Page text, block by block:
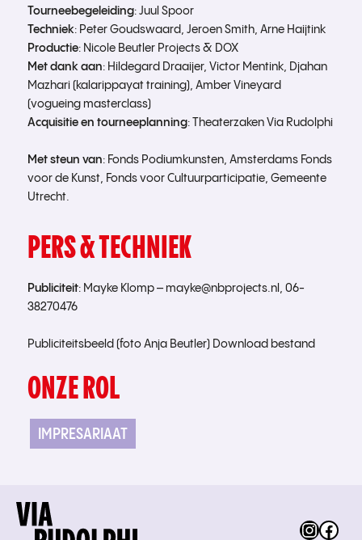
Tourneebegeleiding: Juul Spoor
Techniek: Peter Goudswaard, Jeroen Smith, Arne Haijtink
Productie: Nicole Beutler Projects & DOX
Met dank aan: Hildegard Draaijer, Victor Mentink, Djahan
Mazhari (kalarippayat training), Amber Vineyard
(vogueing masterclass)
Acquisitie en tourneeplanning: Theaterzaken Via Rudolphi
Met steun van: Fonds Podiumkunsten, Amsterdams Fonds
voor de Kunst, Fonds voor Cultuurparticipatie, Gemeente
Utrecht.
PERS & TECHNIEK
Publiciteit: Mayke Klomp – mayke@nbprojects.nl, 06-
38270476
Publiciteitsbeeld (foto Anja Beutler) Download bestand
ONZE ROL
IMPRESARIAAT